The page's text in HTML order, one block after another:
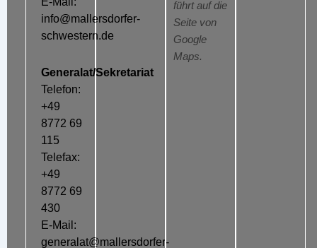
info@mallersdorfer-
schwestern.de
Generalat/Sekretariat
Telefon:
+49
8772 69
115
Telefax:
+49
8772 69
430
E-Mail:
generalat@mallersdorfer-
führt auf die
Seite von
Google
Maps.